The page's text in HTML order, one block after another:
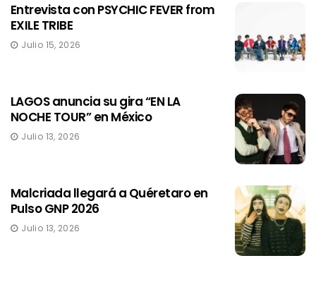
Entrevista con PSYCHIC FEVER from
EXILE TRIBE
Julio 15, 2026
LAGOS anuncia su gira “EN LA
NOCHE TOUR” en México
Julio 13, 2026
Malcriada llegará a Quéretaro en
Pulso GNP 2026
Julio 13, 2026